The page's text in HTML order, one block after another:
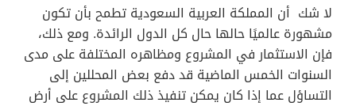
لا شك أن المملكة العربية السعودية تطمح بأن تكون
مشهورة عالميًا حالها حال كل الدول الرائدة. ومع ذلك،
فإن الاستثمار في المشروع ومظاهره المختلفة على مدى
السنوات الخمس الماضية قد دفع بعض المحللين إلى
التساؤل عما إذا كان يمكن تنفيذ ذلك المشروع على أرض